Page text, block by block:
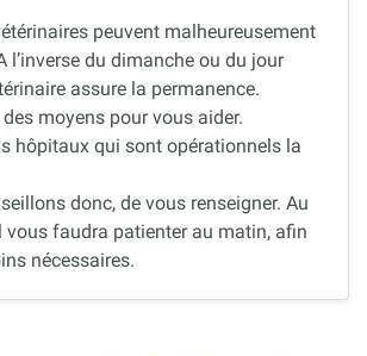
peuvent malheureusement
l’inverse du dimanche ou du jour
assure la permanence.
moyens pour vous aider.
hôpitaux qui sont opérationnels la
donc, de vous renseigner. Au
vous faudra patienter au matin, afin
nécessaires.